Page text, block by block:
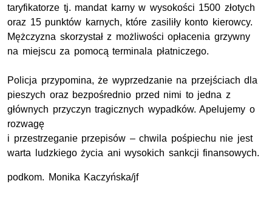
taryfikatorze tj. mandat karny w wysokości 1500 złotych
oraz 15 punktów karnych, które zasiliły konto kierowcy.
Mężczyzna skorzystał z możliwości opłacenia grzywny
na miejscu za pomocą terminala płatniczego.
Policja przypomina, że wyprzedzanie na przejściach dla
pieszych oraz bezpośrednio przed nimi to jedna z
głównych przyczyn tragicznych wypadków. Apelujemy o
rozwagę
i przestrzeganie przepisów – chwila pośpiechu nie jest
warta ludzkiego życia ani wysokich sankcji finansowych.
podkom. Monika Kaczyńska/jf